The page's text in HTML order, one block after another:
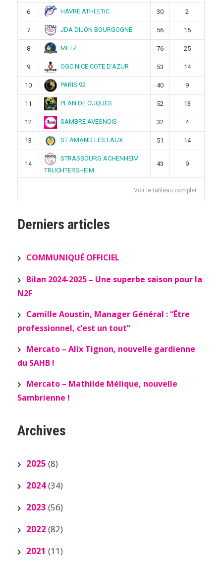
6 HAVRE ATHLETIC 30 2
7 JDA DIJON BOURGOGNE 56 15
8 METZ 76 25
9 OGC NICE COTE D’AZUR 53 14
10 PARIS 92 40 9
11 PLAN DE CUQUES 52 13
12 SAMBRE AVESNOIS 32 4
13 ST AMAND LES EAUX 51 14
14
STRASBOURG ACHENHEIM
TRUCHTERSHEIM
43 9
Voir le tableau complet
Derniers articles
COMMUNIQUÉ OFFICIEL
Bilan 2024-2025 – Une superbe saison pour la
N2F
Camille Aoustin, Manager Général : “Être
professionnel, c’est un tout”
Mercato – Alix Tignon, nouvelle gardienne
du SAHB !
Mercato – Mathilde Mélique, nouvelle
Sambrienne !
Archives
2025 (8)
2024(34)
2023 (56)
2022 (82)
2021 (11)